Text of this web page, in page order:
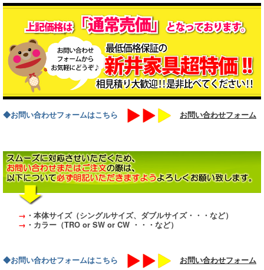
◆お問い合わせフォームはこちら お問い合わせフォーム
→ ・本体サイズ（シングルサイズ、ダブルサイズ・・・など）
→ ・カラー（TRO or SW or CW ・・・など）
◆お問い合わせフォームはこちら お問い合わせフォーム